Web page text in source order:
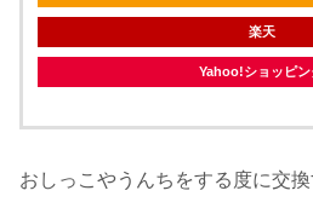
楽天
Yahoo!ショッピン
おしっこやうんちをする度に交